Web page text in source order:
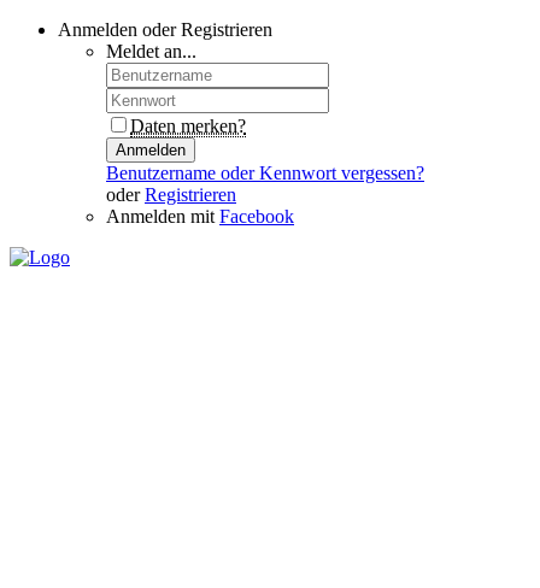
Anmelden oder Registrieren
Meldet an...
Daten merken?
Anmelden
Benutzername oder Kennwort vergessen?
oderRegistrieren
Anmelden mit Facebook